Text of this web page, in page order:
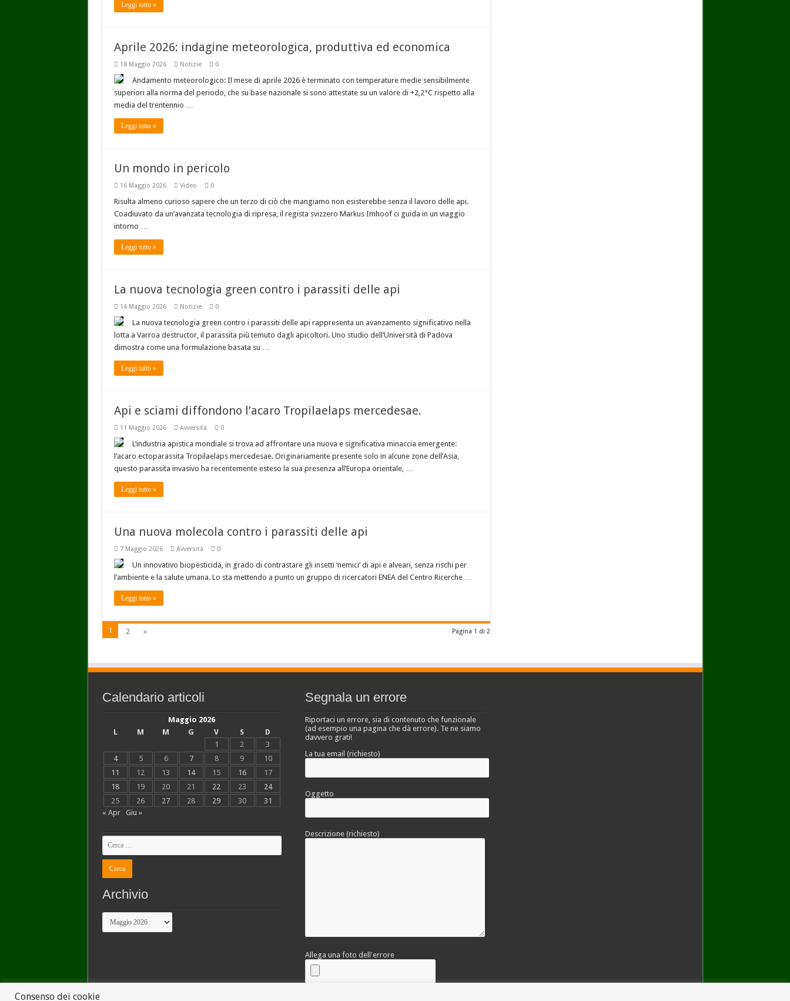
Leggi tutto »
Aprile 2026: indagine meteorologica, produttiva ed economica
18 Maggio 2026 Notizie 0
Andamento meteorologico: Il mese di aprile 2026 è terminato con temperature medie sensibilmente
superiori alla norma del periodo, che su base nazionale si sono attestate su un valore di +2,2°C rispetto alla
media del trentennio …
Leggi tutto »
Un mondo in pericolo
16 Maggio 2026 Video 0
Risulta almeno curioso sapere che un terzo di ciò che mangiamo non esisterebbe senza il lavoro delle api.
Coadiuvato da un’avanzata tecnologia di ripresa, il regista svizzero Markus Imhoof ci guida in un viaggio
intorno …
Leggi tutto »
La nuova tecnologia green contro i parassiti delle api
14 Maggio 2026 Notizie 0
La nuova tecnologia green contro i parassiti delle api rappresenta un avanzamento significativo nella
lotta a Varroa destructor, il parassita più temuto dagli apicoltori. Uno studio dell’Università di Padova
dimostra come una formulazione basata su …
Leggi tutto »
Api e sciami diffondono l’acaro Tropilaelaps mercedesae.
11 Maggio 2026 Avversità 0
L’industria apistica mondiale si trova ad affrontare una nuova e significativa minaccia emergente:
l’acaro ectoparassita Tropilaelaps mercedesae. Originariamente presente solo in alcune zone dell’Asia,
questo parassita invasivo ha recentemente esteso la sua presenza all’Europa orientale, …
Leggi tutto »
Una nuova molecola contro i parassiti delle api
7 Maggio 2026 Avversità 0
Un innovativo biopesticida, in grado di contrastare gli insetti ‘nemici’ di api e alveari, senza rischi per
l’ambiente e la salute umana. Lo sta mettendo a punto un gruppo di ricercatori ENEA del Centro Ricerche …
Leggi tutto »
Pagina 1 di 2
1 2 »
Calendario articoli
Maggio 2026
L
M M G V S
D
1
2
3
4
5 6 7 8 9
10
11
12 13 14 15 16
17
18
19 20 21 22 23
24
25
26 27 28 29 30
31
« Apr
Giu »
Archivio
Archivio
Segnala un errore
Riportaci un errore, sia di contenuto che funzionale
(ad esempio una pagina che dà errore). Te ne siamo
davvero grati!
La tua email (richiesto)
Oggetto
Descrizione (richiesto)
Allega una foto dell'errore
Consenso dei cookie